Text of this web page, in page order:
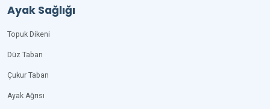
Ayak Sağlığı
Topuk Dikeni
Düz Taban
Çukur Taban
Ayak Ağrısı